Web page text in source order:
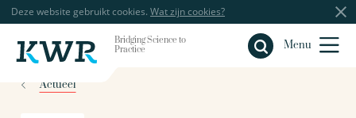
Deze website gebruikt cookies. Wat zijn cookies?
Bridging Science to
Practice
Menu
Sluiten
Actueel